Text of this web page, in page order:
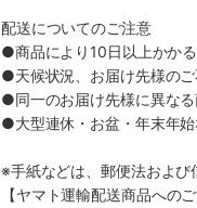
配送についてのご注意
●商品により10日以上かかる
●天候状況、お届け先様のご
●同一のお届け先様に異なる
●大型連休・お盆・年末年始
※手紙などは、郵便法および
【ヤマト運輸配送商品への